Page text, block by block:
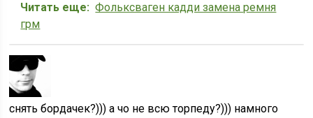
Читать еще: Фольксваген кадди замена ремня
грм
снять бордачек?))) а чо не всю торпеду?))) намного